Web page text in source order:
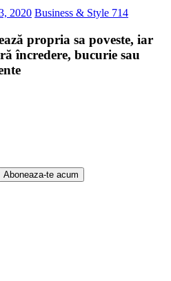
2020 Business & Style 714
propria sa poveste, iar
încredere, bucurie sau